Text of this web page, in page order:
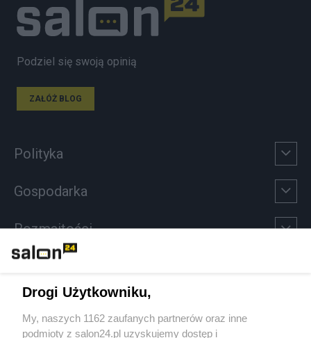
Podziel się swoją opinią
ZAŁÓŻ BLOG
Polityka
Gospodarka
Rozmaitości
Sport
Drogi Użytkowniku,
My, naszych 1162 zaufanych partnerów oraz inne
podmioty z salon24.pl uzyskujemy dostęp i